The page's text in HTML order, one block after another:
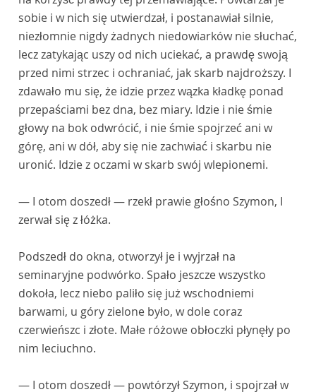
sobie i w nich się utwierdzał, i postanawiał silnie,
niezłomnie nigdy żadnych niedowiarków nie słuchać,
lecz zatykając uszy od nich uciekać, a prawdę swoją
przed nimi strzec i ochraniać, jak skarb najdroższy. I
zdawało mu się, że idzie przez wązka kładkę ponad
przepaściami bez dna, bez miary. Idzie i nie śmie
głowy na bok odwrócić, i nie śmie spojrzeć ani w
górę, ani w dół, aby się nie zachwiać i skarbu nie
uronić. Idzie z oczami w skarb swój wlepionemi.
— I otom doszedł — rzekł prawie głośno Szymon, I
zerwał się z łóżka.
Podszedł do okna, otworzył je i wyjrzał na
seminaryjne podwórko. Spało jeszcze wszystko
dokoła, lecz niebo paliło się już wschodniemi
barwami, u góry zielone było, w dole coraz
czerwieńszc i złote. Małe różowe obłoczki płynęły po
nim leciuchno.
— I otom doszedł — powtórzył Szymon, i spojrzał w